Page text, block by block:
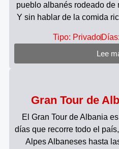
pueblo albanés rodeado de
Y sin hablar de la comida
Tipo: Privado
Lee
Gran Tour de
El Gran Tour de Albania
días que recorre todo el
Alpes Albaneses hasta